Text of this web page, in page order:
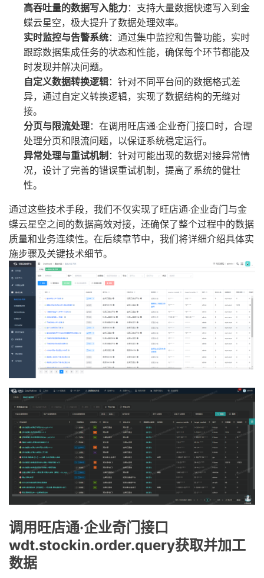
高吞吐量的数据写入能力：支持大量数据快速写入到金
蝶云星空，极大提升了数据处理效率。
实时监控与告警系统：通过集中监控和告警功能，实时
跟踪数据集成任务的状态和性能，确保每个环节都能及
时发现并解决问题。
自定义数据转换逻辑：针对不同平台间的数据格式差
异，通过自定义转换逻辑，实现了数据结构的无缝对
接。
分页与限流处理：在调用旺店通·企业奇门接口时，合理
处理分页和限流问题，以保证系统稳定运行。
异常处理与重试机制：针对可能出现的数据对接异常情
况，设计了完善的错误重试机制，提高了系统的健壮
性。
通过这些技术手段，我们不仅实现了旺店通·企业奇门与金
蝶云星空之间的数据高效对接，还确保了整个过程中的数据
质量和业务连续性。在后续章节中，我们将详细介绍具体实
施步骤及关键技术细节。
调用旺店通·企业奇门接口
wdt.stockin.order.query获取并加工
数据